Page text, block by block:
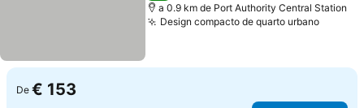
a 0.9 km de Port Authority Central Station
Design compacto de quarto urbano
De € 153